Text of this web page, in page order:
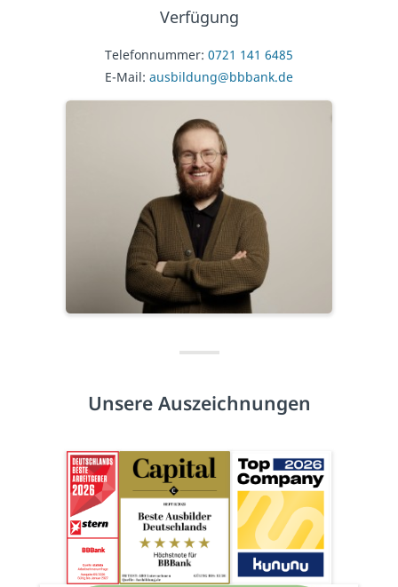
Verfügung
Telefonnummer: 0721 141 6485
E-Mail: ausbildung@bbbank.de
Unsere Auszeichnungen